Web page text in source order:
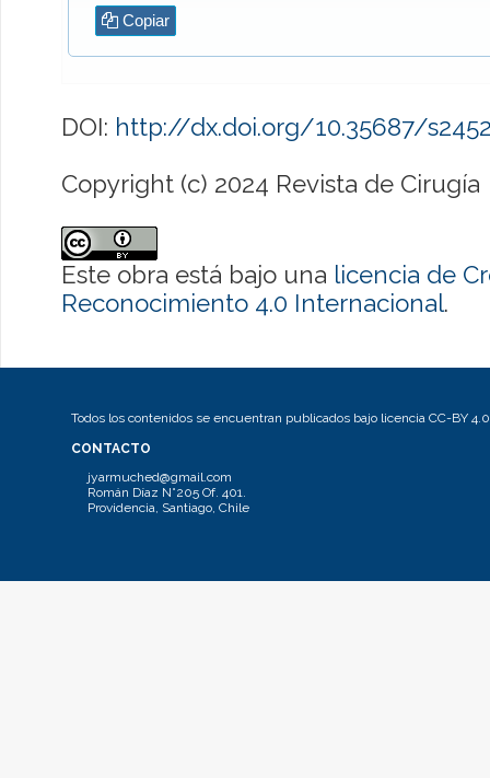
Copiar
DOI: http://dx.doi.org/10.35687/
Copyright (c) 2024 Revista de Cirugía
Este obra está bajo una licencia de
Reconocimiento 4.0 Internacional.
Todos los contenidos se encuentran publicados bajo licencia CC-BY 4.0
CONTACTO
jyarmuched@gmail.com
Román Díaz N°205 Of. 401.
Providencia, Santiago, Chile